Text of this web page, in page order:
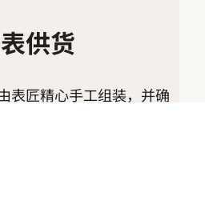
供货
表匠精心手工组装，并确